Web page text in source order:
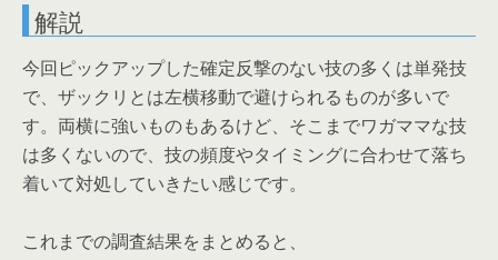
解説
今回ピックアップした確定反撃のない技の多くは単発技
で、ザックリとは左横移動で避けられるものが多いで
す。両横に強いものもあるけど、そこまでワガママな技
は多くないので、技の頻度やタイミングに合わせて落ち
着いて対処していきたい感じです。
これまでの調査結果をまとめると、